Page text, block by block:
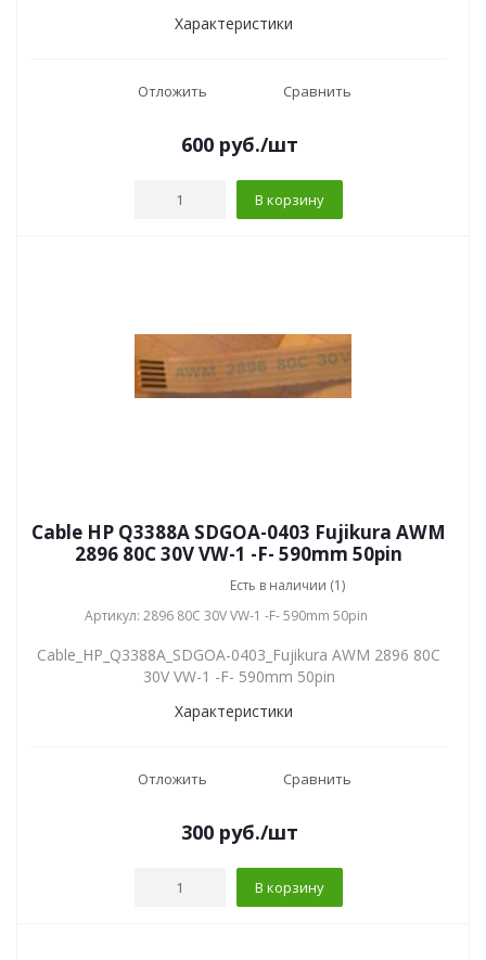
Характеристики
Отложить Сравнить
600руб./шт
В корзину
Cable HP Q3388A SDGOA-0403 Fujikura AWM
2896 80C 30V VW-1 -F- 590mm 50pin
Есть в наличии (1)
Артикул: 2896 80C 30V VW-1 -F- 590mm 50pin
Cable_HP_Q3388A_SDGOA-0403_Fujikura AWM 2896 80C
30V VW-1 -F- 590mm 50pin
Характеристики
Отложить Сравнить
300руб./шт
В корзину